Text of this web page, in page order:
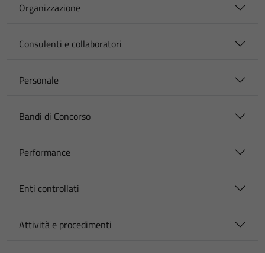
Organizzazione
Consulenti e collaboratori
Personale
Bandi di Concorso
Performance
Enti controllati
Attività e procedimenti